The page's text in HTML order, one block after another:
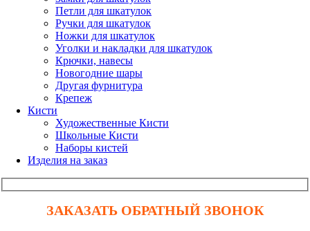
Петли для шкатулок
Ручки для шкатулок
Ножки для шкатулок
Уголки и накладки для шкатулок
Крючки, навесы
Новогодние шары
Другая фурнитура
Крепеж
Кисти
Художественные Кисти
Школьные Кисти
Наборы кистей
Изделия на заказ
ЗАКАЗАТЬ ОБРАТНЫЙ ЗВОНОК